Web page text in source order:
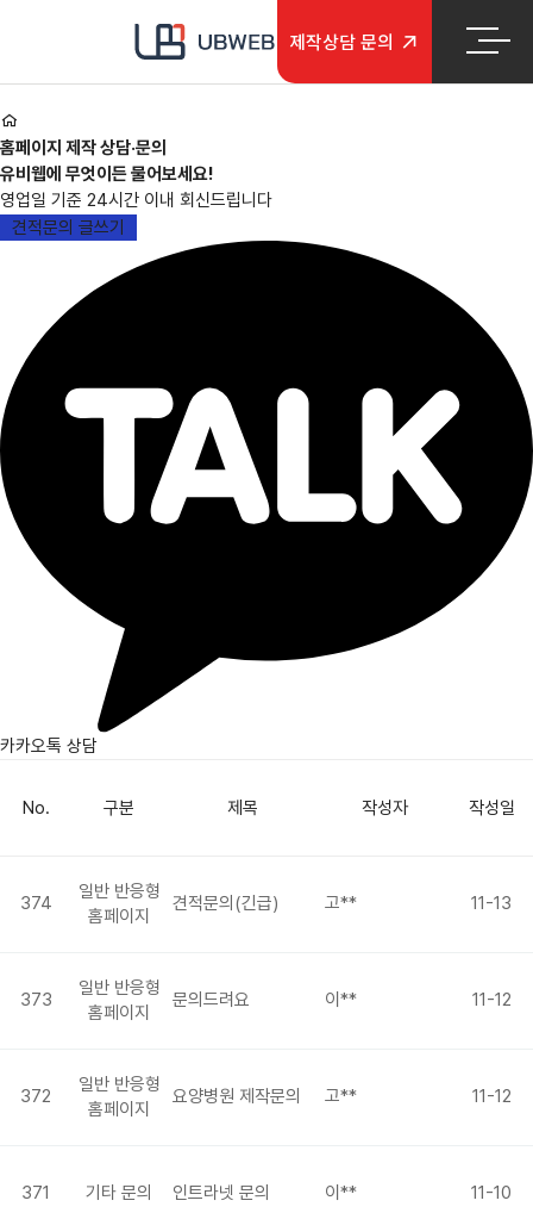
제작상담 문의
홈페이지 제작 상담·문의
유비웹에 무엇이든 물어보세요!
영업일 기준 24시간 이내 회신드립니다
견적문의 글쓰기
카카오톡 상담
No. 구분 제목 작성자 작성일
374
일반 반응형
홈페이지
견적문의(긴급) 고** 11-13
373
일반 반응형
홈페이지
문의드려요 이** 11-12
372
일반 반응형
홈페이지
요양병원 제작문의 고** 11-12
371 기타 문의 인트라넷 문의 이** 11-10